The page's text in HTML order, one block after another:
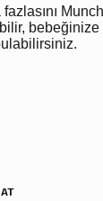
bebeğinize